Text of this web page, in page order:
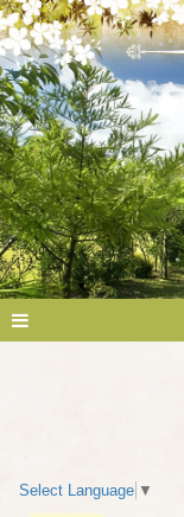
Select Language ▼